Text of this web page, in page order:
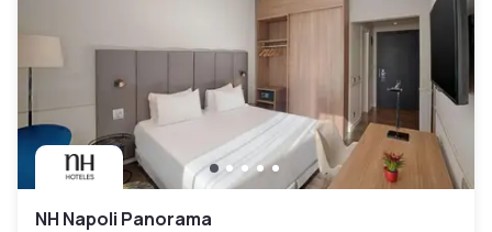
NH Napoli Panorama